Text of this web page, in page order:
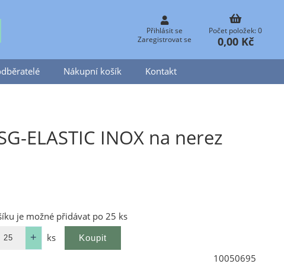
Přihlásit se
Zaregistrovat se
Počet položek: 0
0,00 Kč
Nákupní košík Kontakt
ELASTIC INOX na nerez
je možné přidávat po 25 ks
ks
10050695